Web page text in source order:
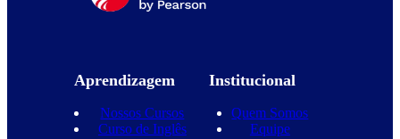
Aprendizagem
Nossos Cursos
Curso de Inglês
Institucional
Quem Somos
Equipe